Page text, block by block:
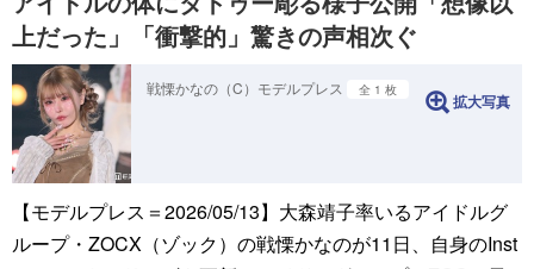
上だった」「衝撃的」驚きの声相次ぐ
戦慄かなの（C）モデルプレス 全 1 枚
拡大写真
【モデルプレス＝2026/05/13】大森靖子率いるアイドルグ
ループ・ZOCX（ゾック）の戦慄かなのが11日、自身のInst